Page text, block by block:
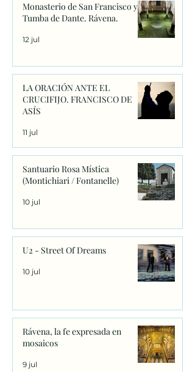
Monasterio de San Francisco y
Tumba de Dante. Rávena.
12 jul
LA ORACIÓN ANTE EL
CRUCIFIJO. FRANCISCO DE
ASÍS
11 jul
Santuario Rosa Mística
(Montichiari / Fontanelle)
10 jul
U2 - Street Of Dreams
10 jul
Rávena, la fe expresada en
mosaicos
9 jul